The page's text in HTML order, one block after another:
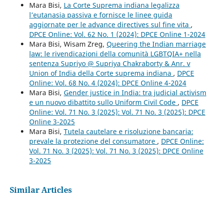
Mara Bisi, La Corte Suprema indiana legalizza
l’eutanasia passiva e fornisce le linee guida
aggiornate per le advance directives sul fine vita ,
DPCE Online: Vol. 62 No. 1 (2024): DPCE Online 1-2024
Mara Bisi, Wisam Zreg, Queering the Indian marriage
law: le rivendicazioni della comunità LGBTQIA+ nella
sentenza Supriyo @ Supriya Chakraborty & Anr. v
Union of India della Corte suprema indiana , DPCE
Online: Vol. 68 No. 4 (2024): DPCE Online 4-2024
Mara Bisi, Gender justice in India: tra judicial activism
e un nuovo dibattito sullo Uniform Civil Code , DPCE
Online: Vol. 71 No. 3 (2025): Vol. 71 No. 3 (2025): DPCE
Online 3-2025
Mara Bisi, Tutela cautelare e risoluzione bancaria:
prevale la protezione del consumatore , DPCE Online:
Vol. 71 No. 3 (2025): Vol. 71 No. 3 (2025): DPCE Online
3-2025
Similar Articles